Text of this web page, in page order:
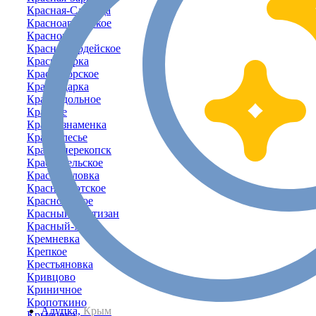
Алупка,Крым
Красная-Слобода
Красноармейское
Красновка
Красногвардейское
Красногорка
Красногорское
Краснодарка
Краснодольное
Красное
Краснознаменка
Краснолесье
Красноперекопск
Красносельское
Красносёловка
Краснофлотское
Красноярское
Красный Партизан
Красный-Мак
Кремневка
Крепкое
Крестьяновка
Кривцово
Криничное
Кропоткино